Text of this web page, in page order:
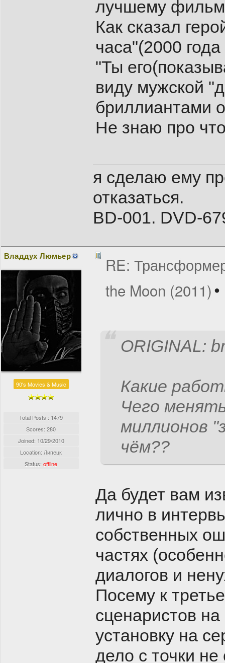
лучшему
Как сказал
часа"(2000
"Ты
виду мужской
бриллиантами
Не знаю про
я сделаю ему
отказаться.
BD-001. DVD-
Владдух Люмьер
90's Movies & Music
Total Posts : 1479
Scores: 280
Joined: 10/29/2010
Location: Липецк
Status:offline
RE:
the Moon (2011)
ORIGINAL:
Какие
Чего
миллионов
чём??
Да будет вам
лично в
собственных
частях
диалогов и
Посему к
сценаристов
установку на
дело с точки